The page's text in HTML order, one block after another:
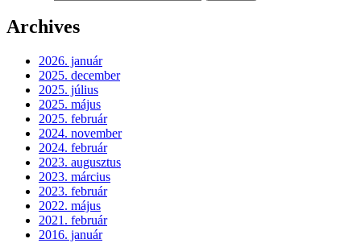
Archives
2026. január
2025. december
2025. július
2025. május
2025. február
2024. november
2024. február
2023. augusztus
2023. március
2023. február
2022. május
2021. február
2016. január